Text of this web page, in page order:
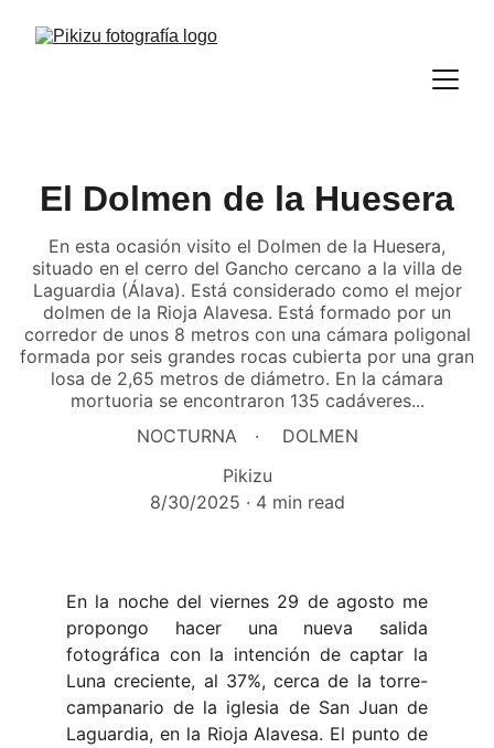
El Dolmen de la Huesera
En esta ocasión visito el Dolmen de la Huesera,
situado en el cerro del Gancho cercano a la villa de
Laguardia (Álava). Está considerado como el mejor
dolmen de la Rioja Alavesa. Está formado por un
corredor de unos 8 metros con una cámara poligonal
formada por seis grandes rocas cubierta por una gran
losa de 2,65 metros de diámetro. En la cámara
mortuoria se encontraron 135 cadáveres...
NOCTURNA
DOLMEN
Pikizu
8/30/2025
4 min read
En la noche del viernes 29 de agosto me
propongo hacer una nueva salida
fotográfica con la intención de captar la
Luna creciente, al 37%, cerca de la torre-
campanario de la iglesia de San Juan de
Laguardia, en la Rioja Alavesa. El punto de